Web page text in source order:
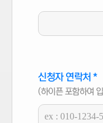
청년놀이터는 법령에
신청자 연락처*
(하이픈 포함하여